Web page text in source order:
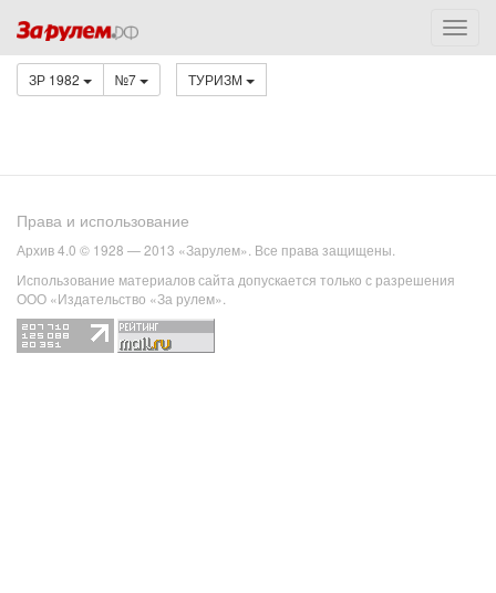
ЗР 1982 №7 ТУРИЗМ
Права и использование
Архив 4.0 © 1928 — 2013 «Зарулем». Все права защищены.
Использование материалов сайта допускается только с разрешения
ООО «Издательство «За рулем».